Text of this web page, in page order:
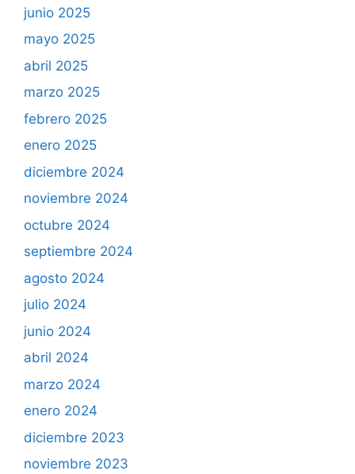
junio 2025
mayo 2025
abril 2025
marzo 2025
febrero 2025
enero 2025
diciembre 2024
noviembre 2024
octubre 2024
septiembre 2024
agosto 2024
julio 2024
junio 2024
abril 2024
marzo 2024
enero 2024
diciembre 2023
noviembre 2023